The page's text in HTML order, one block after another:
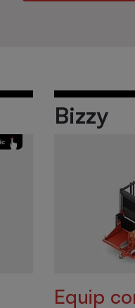
Bizzy
Equip